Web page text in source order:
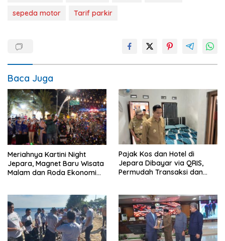
sepeda motor
Tarif parkir
Baca Juga
Meriahnya Kartini Night
Jepara, Magnet Baru Wisata
Malam dan Roda Ekonomi
Pajak Kos dan Hotel di
Jepara Dibayar via QRIS,
Permudah Transaksi dan